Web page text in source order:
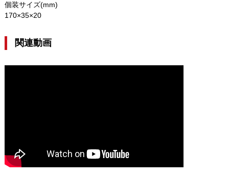
個装サイズ(mm)
170×35×20
関連動画